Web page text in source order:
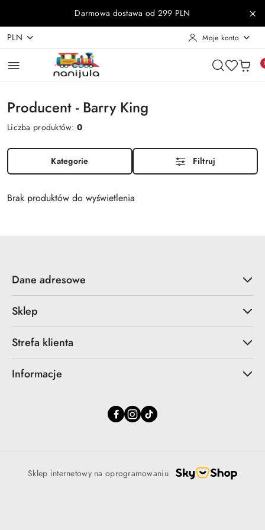
Przejdź do treści głównej
Przejdź do wyszukiwarki
Przejdź do moje konto
Przejdź do menu głównego
Przejdź do stopkiDarmowa dostawa od 299 PLN
PLN Moje konto
Producent - Barry King
Liczba produktów:0
Kategorie Filtruj
Brak produktów do wyświetlenia
Dane adresowe
Sklep
Strefa klienta
Informacje
Sklep internetowy na oprogramowaniu